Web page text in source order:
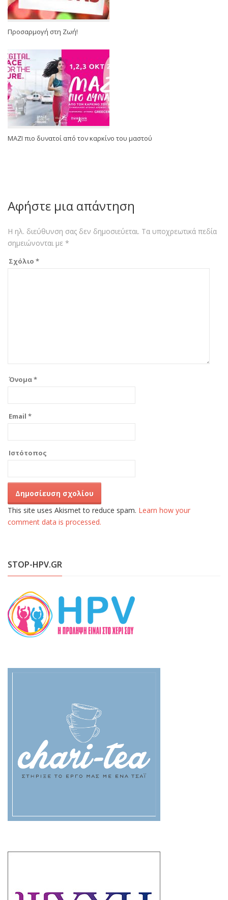
Προσαρμογή στη Ζωή!
ΜΑΖΙ πιο δυνατοί από τον καρκίνο του μαστού
Αφήστε μια απάντηση
Η ηλ. διεύθυνση σας δεν δημοσιεύεται. Τα υποχρεωτικά πεδία
σημειώνονται με *
Σχόλιο *
Όνομα*
Email *
Ιστότοπος
This site uses Akismet to reduce spam. Learn how your
comment data is processed.
STOP-HPV.GR